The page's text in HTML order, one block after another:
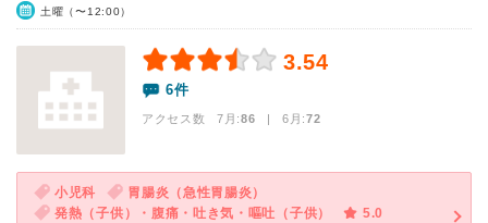
土曜（〜12:00）
3.54
6件
アクセス数 7月:86 | 6月:72
小児科
胃腸炎（急性胃腸炎）
発熱（子供）・腹痛・吐き気・嘔吐（子供）
5.0